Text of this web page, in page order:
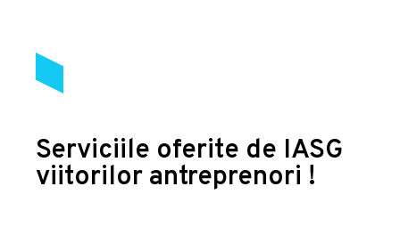
Serviciile oferite de IASG
viitorilor antreprenori !